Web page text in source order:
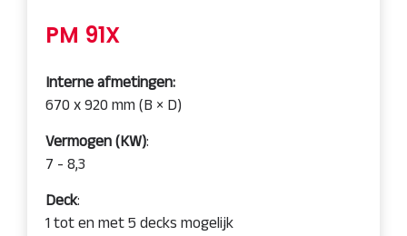
PM 91X
Interne afmetingen:
670 x 920 mm (B × D)
Vermogen (KW):
7 - 8,3
Deck:
1 tot en met 5 decks mogelijk